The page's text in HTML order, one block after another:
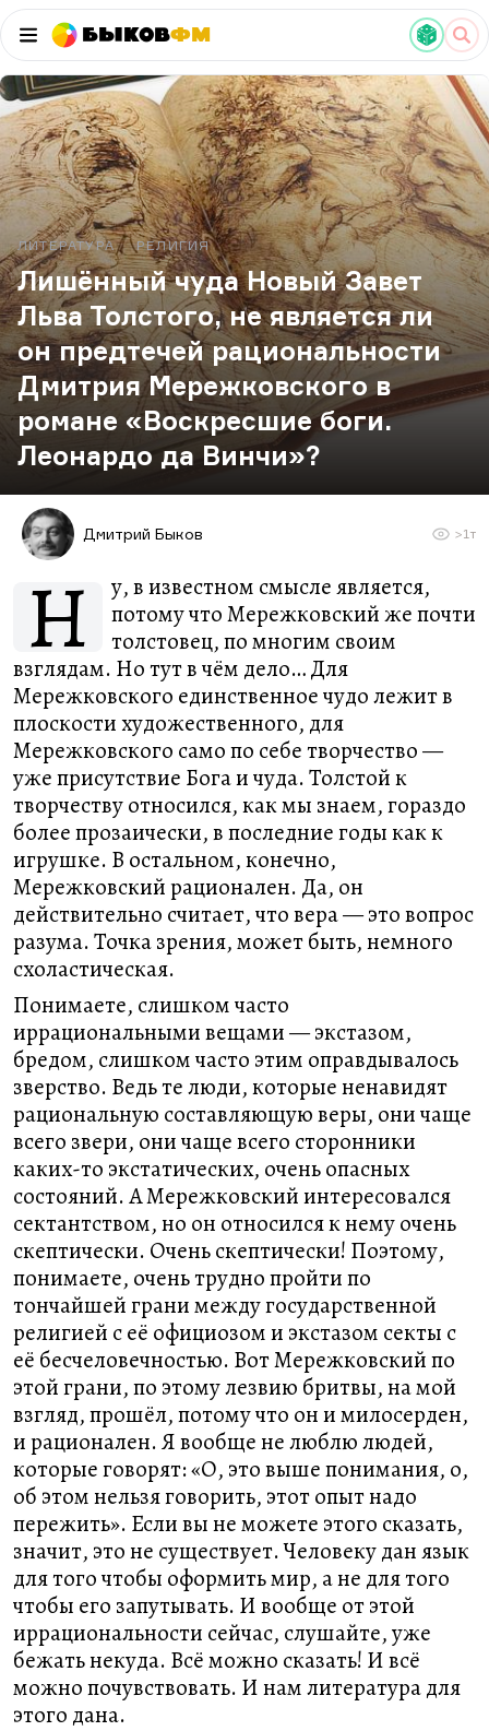
БыковФМ
ЛИТЕРАТУРА РЕЛИГИЯ
Лишённый чуда Новый Завет
Льва Толстого, не является ли
он предтечей рациональности
Дмитрия Мережковского в
романе «Воскресшие боги.
Леонардо да Винчи»?
Дмитрий Быков >1т
Н
у, в известном смысле является,
потому что Мережковский же почти
толстовец, по многим своим
взглядам. Но тут в чём дело… Для
Мережковского единственное чудо лежит в
плоскости художественного, для
Мережковского само по себе творчество —
уже присутствие Бога и чуда. Толстой к
творчеству относился, как мы знаем, гораздо
более прозаически, в последние годы как к
игрушке. В остальном, конечно,
Мережковский рационален. Да, он
действительно считает, что вера — это вопрос
разума. Точка зрения, может быть, немного
схоластическая.
Понимаете, слишком часто
иррациональными вещами — экстазом,
бредом, слишком часто этим оправдывалось
зверство. Ведь те люди, которые ненавидят
рациональную составляющую веры, они чаще
всего звери, они чаще всего сторонники
каких-то экстатических, очень опасных
состояний. А Мережковский интересовался
сектантством, но он относился к нему очень
скептически. Очень скептически! Поэтому,
понимаете, очень трудно пройти по
тончайшей грани между государственной
религией с её официозом и экстазом секты с
её бесчеловечностью. Вот Мережковский по
этой грани, по этому лезвию бритвы, на мой
взгляд, прошёл, потому что он и милосерден,
и рационален. Я вообще не люблю людей,
которые говорят: «О, это выше понимания, о,
об этом нельзя говорить, этот опыт надо
пережить». Если вы не можете этого сказать,
значит, это не существует. Человеку дан язык
для того чтобы оформить мир, а не для того
чтобы его запутывать. И вообще от этой
иррациональности сейчас, слушайте, уже
бежать некуда. Всё можно сказать! И всё
можно почувствовать. И нам литература для
этого дана.